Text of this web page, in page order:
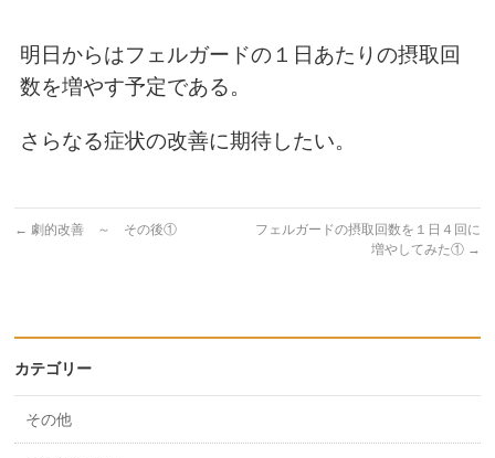
明日からはフェルガードの１日あたりの摂取回
数を増やす予定である。
さらなる症状の改善に期待したい。
← 劇的改善 ～ その後①
フェルガードの摂取回数を１日４回に
増やしてみた① →
カテゴリー
その他